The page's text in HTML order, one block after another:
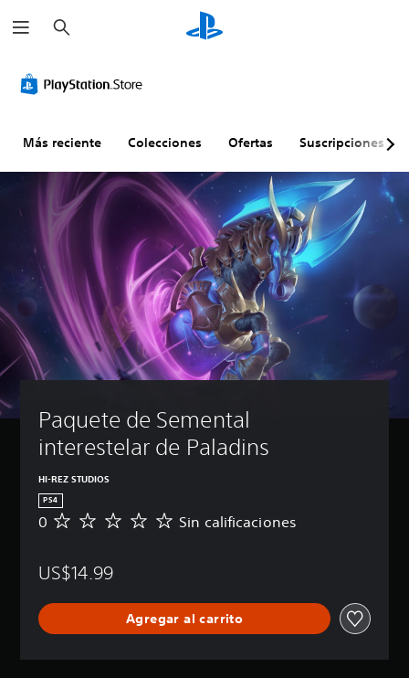
u
s
r
Más reciente Colecciones Ofertas Suscripciones
Paquete de Semental
interestelar de Paladins
HI-REZ STUDIOS
PS4
S
c
i
0 Sin calificaciones
US$14.99
Agregar al carrito